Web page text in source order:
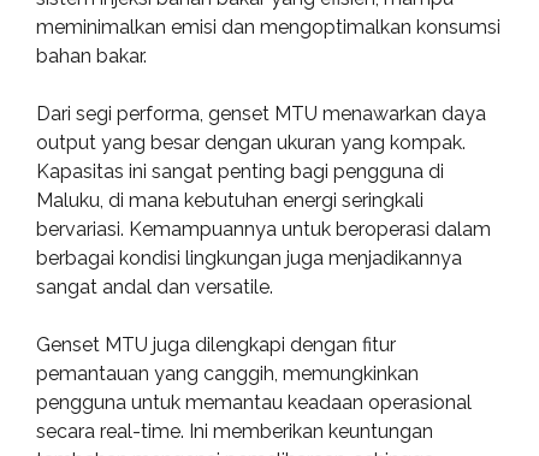
meminimalkan emisi dan mengoptimalkan konsumsi
bahan bakar.
Dari segi performa, genset MTU menawarkan daya
output yang besar dengan ukuran yang kompak.
Kapasitas ini sangat penting bagi pengguna di
Maluku, di mana kebutuhan energi seringkali
bervariasi. Kemampuannya untuk beroperasi dalam
berbagai kondisi lingkungan juga menjadikannya
sangat andal dan versatile.
Genset MTU juga dilengkapi dengan fitur
pemantauan yang canggih, memungkinkan
pengguna untuk memantau keadaan operasional
secara real-time. Ini memberikan keuntungan